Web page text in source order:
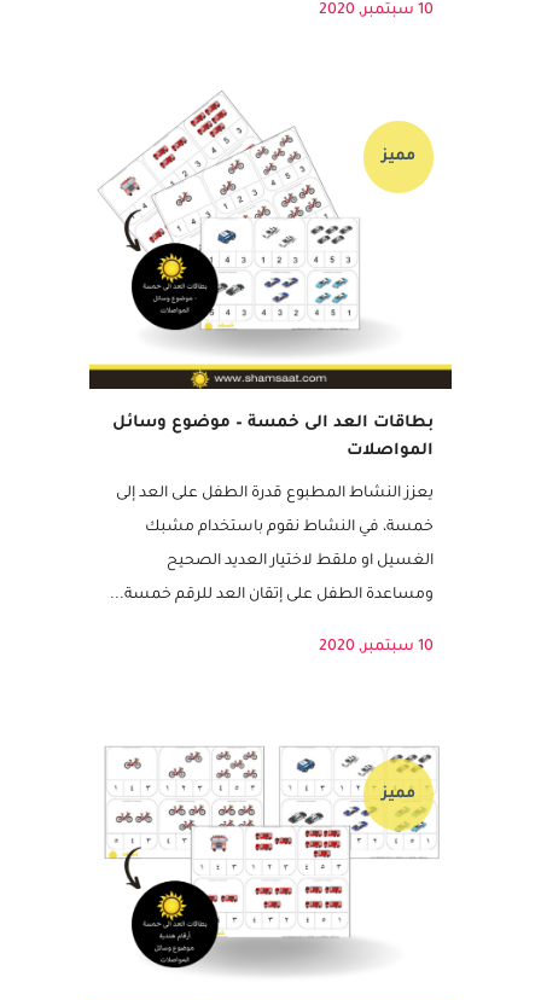
بطاقات العد الى خمسة – موضوع وسائل
المواصلات
يعزز النشاط المطبوع قدرة الطفل على العد إلى
خمسة، في النشاط نقوم باستخدام مشبك